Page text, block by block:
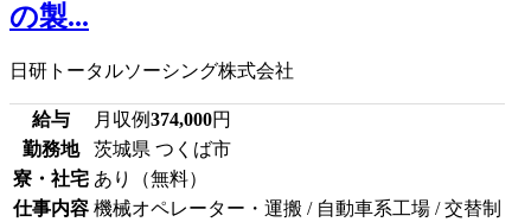
の製...
日研トータルソーシング株式会社
給与 月収例374,000円
勤務地
茨城県 つくば市
寮・社宅 あり（無料）
仕事内容 機械オペレーター・運搬 / 自動車系工場 / 交替制